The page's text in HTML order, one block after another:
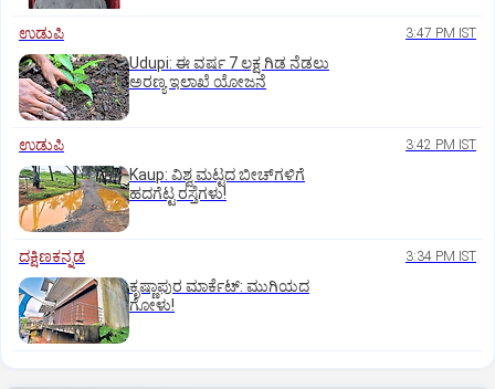
ಉಡುಪಿ 3:47 PM IST
Udupi: ಈ ವರ್ಷ 7 ಲಕ್ಷ ಗಿಡ ನೆಡಲು
ಅರಣ್ಯ ಇಲಾಖೆ ಯೋಜನೆ
ಉಡುಪಿ 3:42 PM IST
Kaup: ವಿಶ್ವ ಮಟ್ಟದ ಬೀಚ್‌ಗಳಿಗೆ
ಹದಗೆಟ್ಟ ರಸ್ತೆಗಳು!
ದಕ್ಷಿಣಕನ್ನಡ 3:34 PM IST
ಕೃಷ್ಣಾಪುರ ಮಾರ್ಕೆಟ್‌: ಮುಗಿಯದ
ಗೋಳು!